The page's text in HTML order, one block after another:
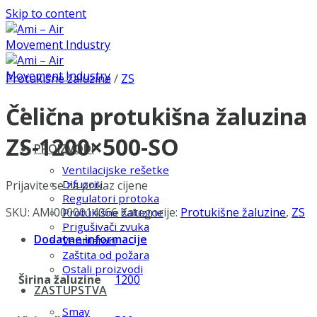
Skip to content
PROIZVODI
Ventilacijske rešetke
Difuzori
Regulatori protoka
Protukišne žaluzine
Prigušivači zvuka
Ventilatori
Zaštita od požara
Ostali proizvodi
ZASTUPSTVA
Smay
Protukišne žaluzine / ZS
Čelična protukišna žaluzina
ZS-1200×500-SO
Prijavite se za prikaz cijene
SKU: AMI0000014066 Kategorije: Protukišne žaluzine, ZS
Dodatne informacije
Širina žaluzine 1200